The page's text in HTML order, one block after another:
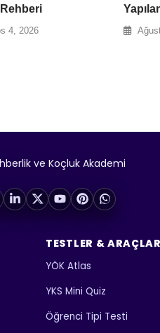
Rehberi
4, 2026
TESTLER & ARAÇLAR
YÖK Atlas
YKS Mini Quiz
Öğrenci Tipi Testi